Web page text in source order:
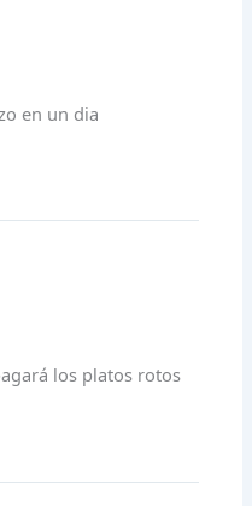
en un dia
los platos rotos